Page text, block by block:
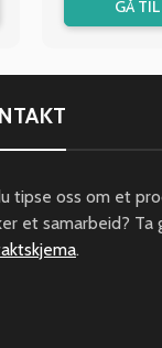
GÅ
tipse oss om et
et samarbeid?
.